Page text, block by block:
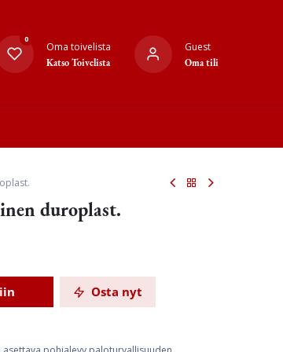
0
Oma toivelista
Katso Toivelista
Guest
Oma tili
duroplast.
Osta nyt